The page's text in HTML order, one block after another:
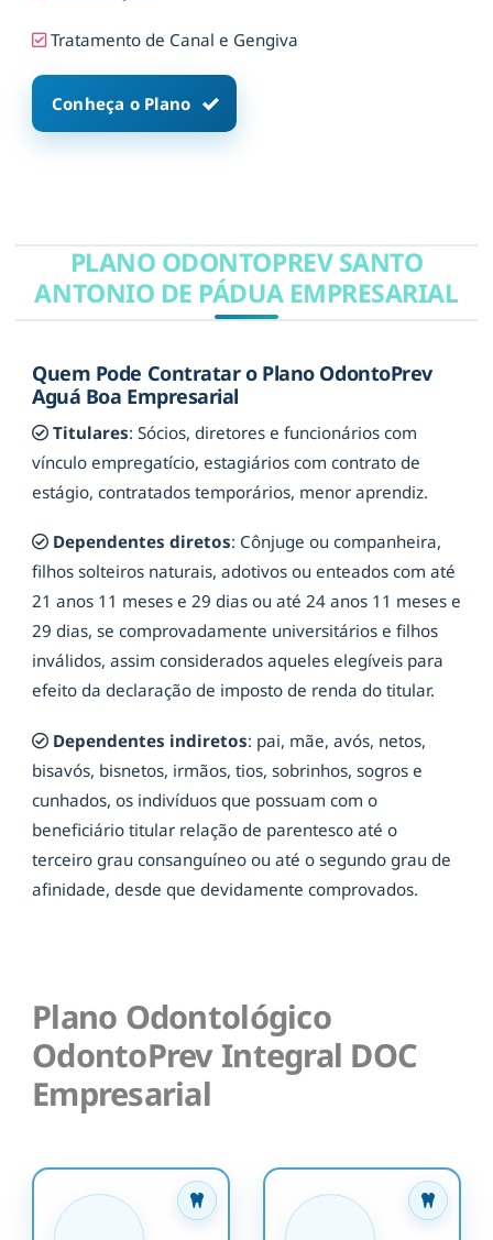
Tratamento de Canal e Gengiva
Conheça o Plano
PLANO ODONTOPREV SANTO
ANTONIO DE PÁDUA EMPRESARIAL
Quem Pode Contratar o Plano OdontoPrev
Aguá Boa Empresarial
Titulares: Sócios, diretores e funcionários com
vínculo empregatício, estagiários com contrato de
estágio, contratados temporários, menor aprendiz.
Dependentes diretos: Cônjuge ou companheira,
filhos solteiros naturais, adotivos ou enteados com até
21 anos 11 meses e 29 dias ou até 24 anos 11 meses e
29 dias, se comprovadamente universitários e filhos
inválidos, assim considerados aqueles elegíveis para
efeito da declaração de imposto de renda do titular.
Dependentes indiretos: pai, mãe, avós, netos,
bisavós, bisnetos, irmãos, tios, sobrinhos, sogros e
cunhados, os indivíduos que possuam com o
beneficiário titular relação de parentesco até o
terceiro grau consanguíneo ou até o segundo grau de
afinidade, desde que devidamente comprovados.
Plano Odontológico
OdontoPrev Integral DOC
Empresarial